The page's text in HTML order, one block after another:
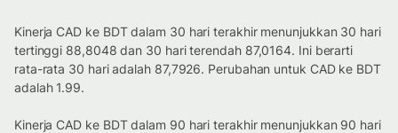
Kinerja CAD ke BDT dalam 30 hari terakhir menunjukkan 30 hari
tertinggi 88,8048 dan 30 hari terendah 87,0164. Ini berarti
rata-rata 30 hari adalah 87,7926. Perubahan untuk CAD ke BDT
adalah 1.99.
Kinerja CAD ke BDT dalam 90 hari terakhir menunjukkan 90 hari